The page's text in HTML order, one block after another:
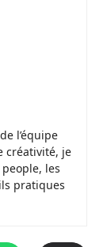
l’équipe
créativité, je
les
pratiques